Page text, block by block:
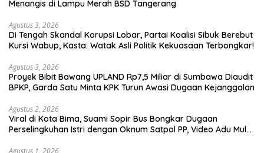
Menangis di Lampu Merah BSD Tangerang
Agustus 3, 2026
Di Tengah Skandal Korupsi Lobar, Partai Koalisi Sibuk Berebut
Kursi Wabup, Kasta: Watak Asli Politik Kekuasaan Terbongkar!
Agustus 3, 2026
Proyek Bibit Bawang UPLAND Rp7,5 Miliar di Sumbawa Diaudit
BPKP, Garda Satu Minta KPK Turun Awasi Dugaan Kejanggalan
Agustus 2, 2026
Viral di Kota Bima, Suami Sopir Bus Bongkar Dugaan
Perselingkuhan Istri dengan Oknum Satpol PP, Video Adu Mulut
Agustus 1, 2026